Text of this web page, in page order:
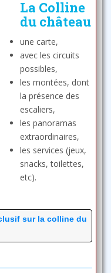
La Colline
du château
une carte,
avec les circuits
possibles,
les montées, dont
la présence des
escaliers,
les panoramas
extraordinaires,
les services (jeux,
snacks, toilettes,
etc).
sur la colline du